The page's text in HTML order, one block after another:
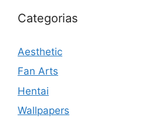
Categorias
Aesthetic
Fan Arts
Hentai
Wallpapers